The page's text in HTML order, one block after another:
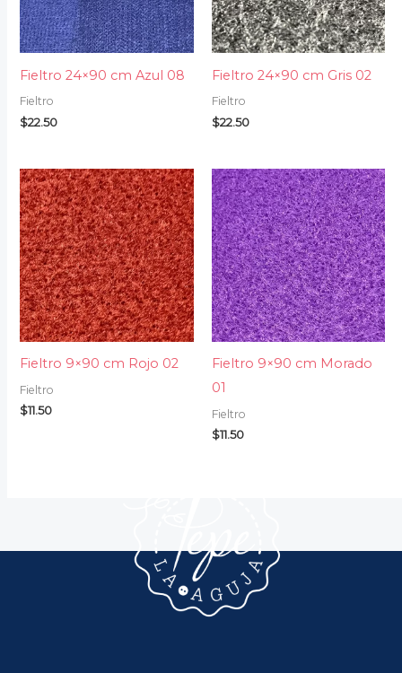
Fieltro 24×90 cm Azul 08
Fieltro
$22.50
Fieltro 24×90 cm Gris 02
Fieltro
$22.50
Fieltro 9×90 cm Rojo 02
Fieltro
$11.50
Fieltro 9×90 cm Morado
01
Fieltro
$11.50